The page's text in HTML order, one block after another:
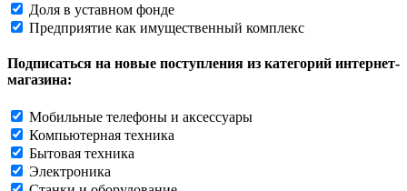
Доля в уставном фонде
Предприятие как имущественный комплекс
Подписаться на новые поступления из категорий интернет-
магазина:
Мобильные телефоны и аксессуары
Компьютерная техника
Бытовая техника
Электроника